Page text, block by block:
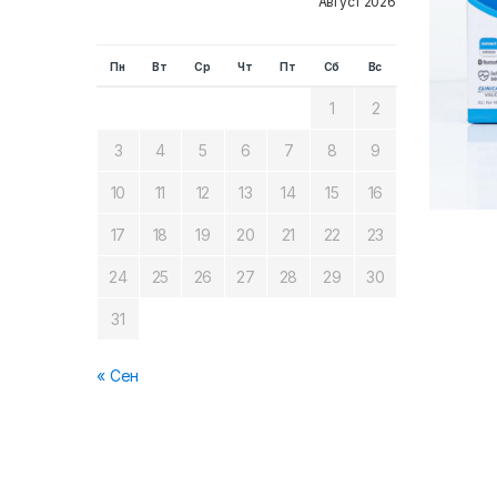
Пн Вт Ср Чт Пт Сб Вс
1 2
3 4 5 6 7 8 9
10 11 12 13 14 15 16
17 18 19 20 21 22 23
24 25 26 27 28 29 30
31
« Сен